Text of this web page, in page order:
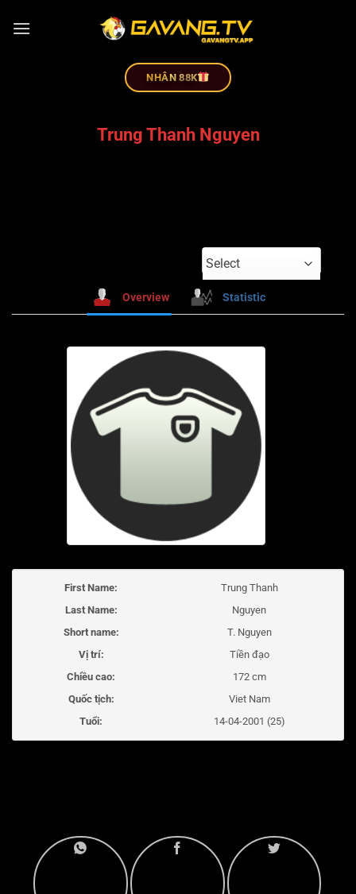
NHÂN 88K
Trung Thanh Nguyen
Select
Overview Statistic
First Name:
Trung Thanh
Last Name:
Nguyen
Short name:
T. Nguyen
Vị trí:
Tiền đạo
Chiều cao:
172 cm
Quốc tịch:
Viet Nam
Tuổi:
14-04-2001 (25)